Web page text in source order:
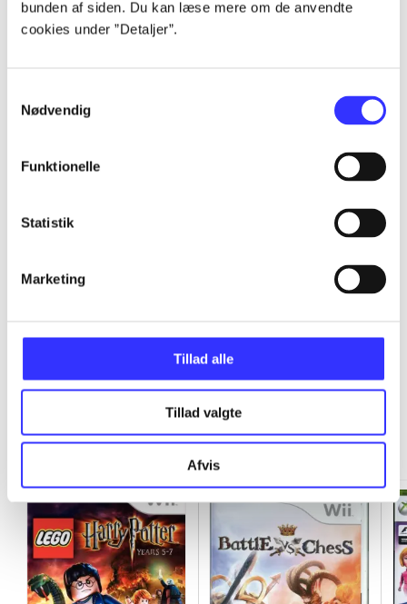
bunden af siden. Du kan læse mere om de anvendte
cookies under ”Detaljer”.
Nødvendig
Funktionelle
Statistik
Marketing
Tillad alle
Tillad valgte
Afvis
Alle registrerede artikler fordelt på udgivelser
Minder om